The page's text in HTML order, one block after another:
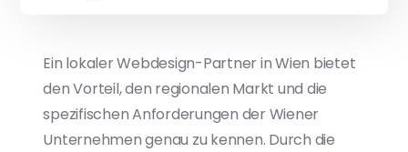
Ein lokaler Webdesign-Partner in Wien bietet
den Vorteil, den regionalen Markt und die
spezifischen Anforderungen der Wiener
Unternehmen genau zu kennen. Durch die